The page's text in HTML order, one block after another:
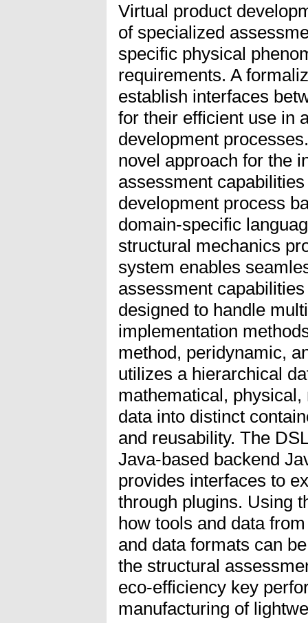
Virtual product
of specialized
specific physical
requirements. A
establish interfaces
for their efficient use in
development
novel approach for the
assessment
development process
domain-specific
structural mechanics
system enables
assessment
designed to handle
implementation
method, peridynamic,
utilizes a hierarchical
mathematical,
data into distinct
and reusability. The
Java-based backend
provides interfaces to
through plugins. Using
how tools and data
and data formats can
the structural
eco-efficiency key
manufacturing of